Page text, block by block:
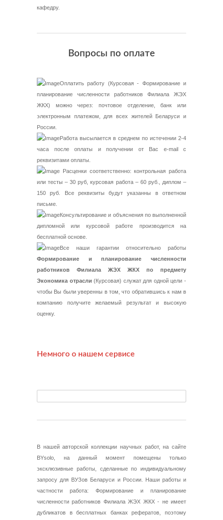
кафедру.
Вопросы по оплате
Оплатить работу (Курсовая - Формирование и
планирование численности работников Филиала ЖЭХ
ЖКХ) можно через: почтовое отделение, банк или
электронным платежом, для всех жителей Беларуси и
России.
Работа высылается в среднем по истечении 2-4
часа после оплаты и получении от Вас e-mail с
реквизитами оплаты.
Расценки соответственно: контрольная работа
или тесты – 30 руб, курсовая работа – 60 руб., диплом –
150 руб. Все реквизиты будут указанны в ответном
письме.
Консультирование и объяснения по выполненной
дипломной или курсовой работе производится на
бесплатной основе.
Все наши гарантии относительно работы
Формирование и планирование численности
работников Филиала ЖЭХ ЖКХ по предмету
Экономика отрасли (Курсовая) служат для одной цели -
чтобы Вы были уверенны в том, что обратившись к нам в
компанию получите желаемый результат и высокую
оценку.
Немного о нашем сервисе
В нашей авторской коллекции научных работ, на сайте
BYsolo, на данный момент помещены только
эксклюзивные работы, сделанные по индивидуальному
запросу для ВУЗов Беларуси и России. Наши работы и
частности работа: Формирование и планирование
численности работников Филиала ЖЭХ ЖКХ - не имеет
дубликатов в бесплатных банках рефератов, поэтому